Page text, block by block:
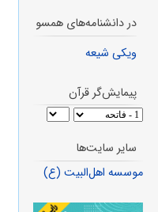
در دانشنامه‌های همسو
ویکی شیعه
پیمایش‌گر قرآن
سایر سایت‌ها
موسسه اهل‌البیت (ع)